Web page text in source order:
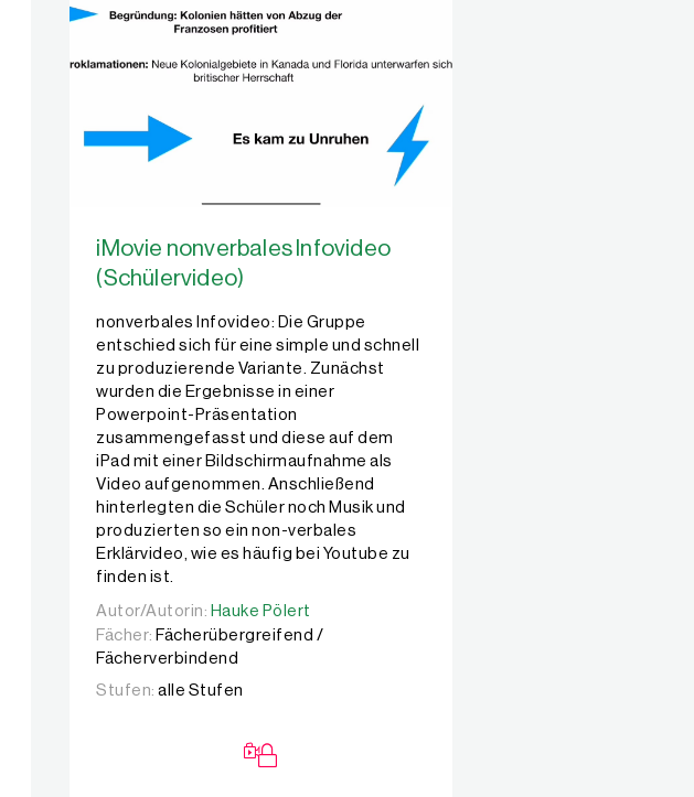
iMovie nonverbales Infovideo
(Schülervideo)
nonverbales Infovideo: Die Gruppe
entschied sich für eine simple und schnell
zu produzierende Variante. Zunächst
wurden die Ergebnisse in einer
Powerpoint-Präsentation
zusammengefasst und diese auf dem
iPad mit einer Bildschirmaufnahme als
Video aufgenommen. Anschließend
hinterlegten die Schüler noch Musik und
produzierten so ein non-verbales
Erklärvideo, wie es häufig bei Youtube zu
finden ist.
Autor/Autorin: Hauke Pölert
Autor/Autorin: Hauke Pölert
Fächer: Fächerübergreifend /
Fächerverbindend
Stufen: alle Stufen